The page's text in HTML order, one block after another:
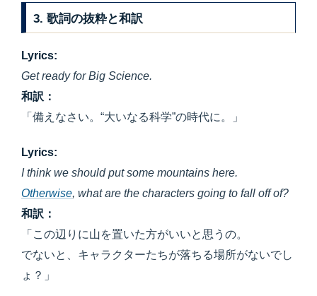
3. 歌詞の抜粋と和訳
Lyrics:
Get ready for Big Science.
和訳：
「備えなさい。“大いなる科学”の時代に。」
Lyrics:
I think we should put some mountains here.
Otherwise, what are the characters going to fall off of?
和訳：
「この辺りに山を置いた方がいいと思うの。
でないと、キャラクターたちが落ちる場所がないでし
ょ？」